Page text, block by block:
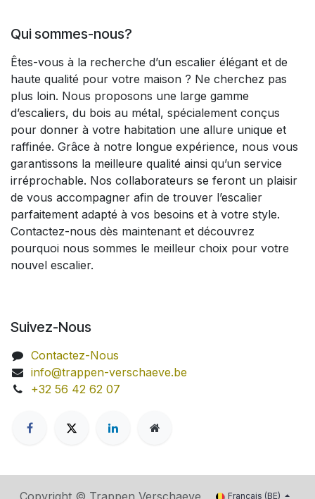
Qui sommes-nous?
Êtes-vous à la recherche d’un escalier élégant et de
haute qualité pour votre maison ? Ne cherchez pas
plus loin. Nous proposons une large gamme
d’escaliers, du bois au métal, spécialement conçus
pour donner à votre habitation une allure unique et
raffinée. Grâce à notre longue expérience, nous vous
garantissons la meilleure qualité ainsi qu’un service
irréprochable. Nos collaborateurs se feront un plaisir
de vous accompagner afin de trouver l’escalier
parfaitement adapté à vos besoins et à votre style.
Contactez-nous dès maintenant et découvrez
pourquoi nous sommes le meilleur choix pour votre
nouvel escalier.
Suivez-Nous
Contactez-Nous
info@trappen-verschaeve.be
+32 56 42 62 07
Français (BE)